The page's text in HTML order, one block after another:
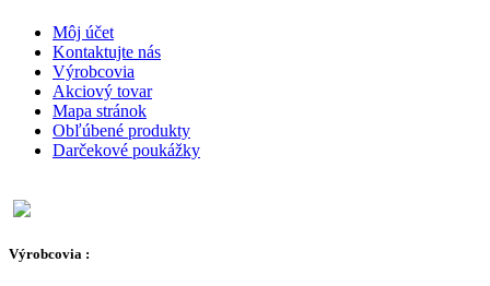
Môj účet
Kontaktujte nás
Výrobcovia
Akciový tovar
Mapa stránok
Obľúbené produkty
Darčekové poukážky
Výrobcovia :